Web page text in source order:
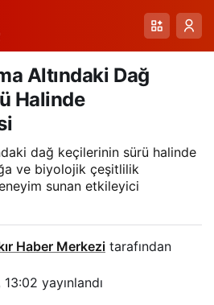
Altındaki Dağ
Halinde
dağ keçilerinin sürü halinde
ve biyolojik çeşitlilik
sunan etkileyici
Haber Merkezi tarafından
yayınlandı
Paylaş